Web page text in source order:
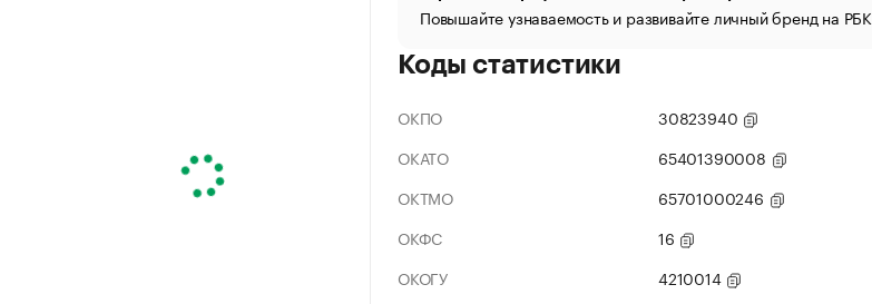
Повышайте узнаваемость и развивайте личный бренд на РБК
Коды статистики
ОКПО
30823940
ОКАТО
65401390008
ОКТМО
65701000246
ОКФС
16
ОКОГУ
4210014